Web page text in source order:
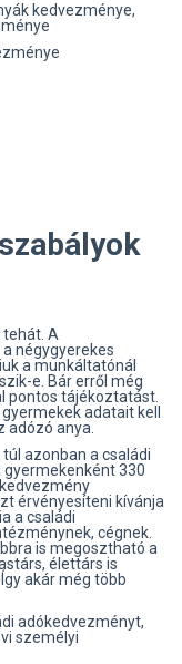
kedvezménye,
A
négygyerekes
a munkáltatónál
e. Bár erről még
pontos tájékoztatást.
adatait kell
anya.
azonban a családi
gyermekenként 330
érvényesíteni kívánja
a családi
cégnek.
is megosztható a
élettárs is
akár még több
adókedvezményt,
személyi